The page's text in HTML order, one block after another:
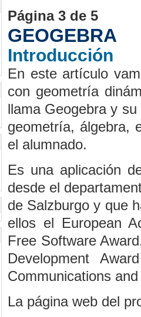
Página 3 de 5
GEOGEBRA
Introducción
En este artículo
con geometría
llama Geogebra y
geometría, álgebra,
el alumnado.
Es una aplicación
desde el
de Salzburgo y que
ellos el European
Free Software
Development
Communications
La página web del